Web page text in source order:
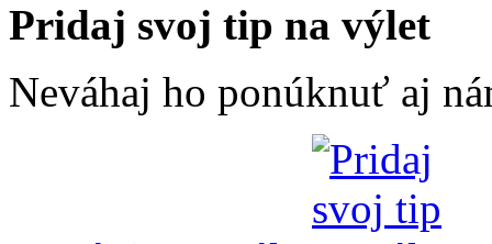
Pridaj svoj tip na výlet
Neváhaj ho ponúknuť aj